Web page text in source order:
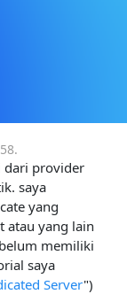
.
dari provider
saya
yang
atau yang lain
memiliki
saya
Server")